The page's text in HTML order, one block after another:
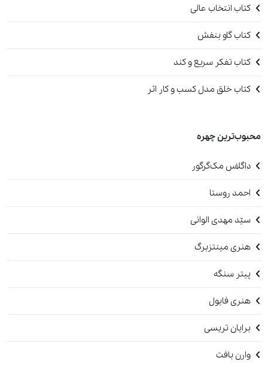
کتاب انتخاب عالی
کتاب گاو بنفش
کتاب تفکر سریع و کند
کتاب خلق مدل کسب و کار اثر
محبوب‌ترین چهره
داگلاس مک‌گرگور
احمد روستا
سیّد مهدی الوانی
هنری مینتزبرگ
پیتر سنگه
هنری فایول
برایان تریسی
وارن بافت